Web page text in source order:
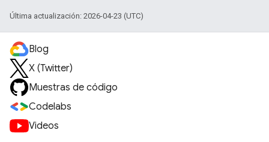
Última actualización: 2026-04-23 (UTC)
Blog
X (Twitter)
Muestras de código
Codelabs
Videos